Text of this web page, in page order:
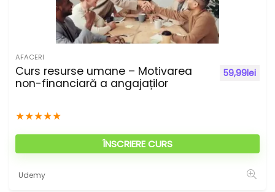
AFACERI
Curs resurse umane – Motivarea
non-financiară a angajaților
★★★★★
59,99lei
ÎNSCRIERE CURS
Udemy